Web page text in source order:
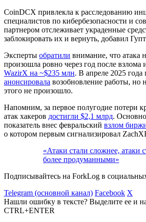
CoinDCX привлекла к расследованию
специалистов по кибербезопасности и
партнером отслеживает украденные
заблокировать их и вернуть, добавил
Эксперты обратили внимание, что атака
произошла ровно через год после взлома
WazirX на ~$235 млн. В апреле 2025 года
анонсировала возобновление работы, но
этого не произошло.
Напомним, за первое полугодие потери
атак хакеров достигли $2,1 млрд.
показатель внес февральский взлом
о котором первым сигнализировал
«Атаки стали сложнее, атаки
более продуманными»
Подписывайтесь на ForkLog в
Telegram (основной канал) Facebook X
Нашли ошибку в тексте? Выделите ее и
CTRL+ENTER